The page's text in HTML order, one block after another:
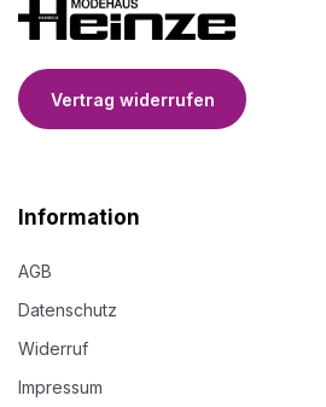
Vertrag widerrufen
Information
AGB
Datenschutz
Widerruf
Impressum